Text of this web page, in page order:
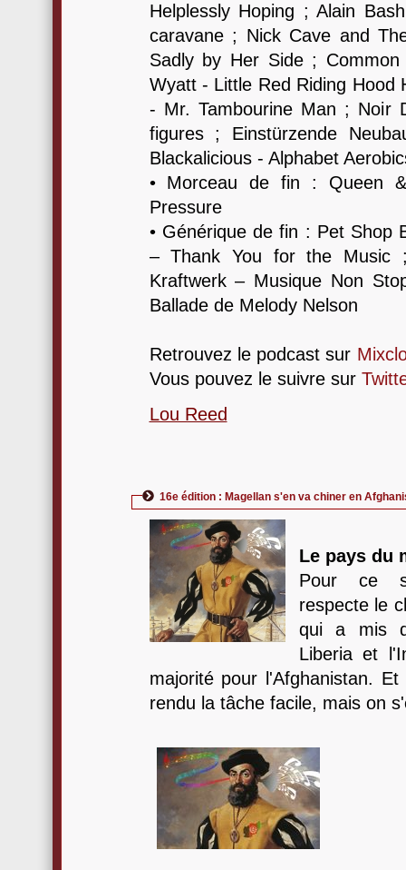
Helplessly Hoping ; Alain
caravane ; Nick Cave and
Sadly by Her Side ;
Wyatt - Little Red Riding Hood
- Mr. Tambourine Man ; Noir
figures ; Einstürzende
Blackalicious - Alphabet
• Morceau de fin : Queen
Pressure
• Générique de fin : Pet Shop
– Thank You for the
Kraftwerk – Musique Non
Ballade de Melody Nelson
Retrouvez le podcast sur
Vous pouvez le suivre sur
Lou Reed
16e édition : Magellan s'en va chiner en
Le pays du
Pour ce
respecte le
qui a mis
Liberia et
majorité pour l'Afghanistan.
rendu la tâche facile, mais on